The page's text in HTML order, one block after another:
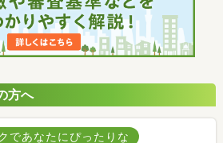
方へ
であなたにぴったりな